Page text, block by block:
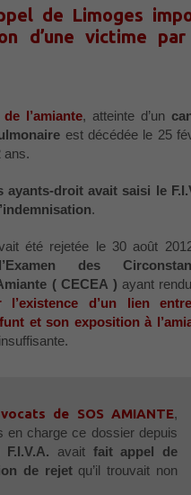
de Limoges
d’une victime
l’amiante, atteinte d’un
est décédée le 25
ans.
ayants-droit avait saisi le
.
été rejetée le 30 août
des
( CECEA ) ayant rendu
d’un lien
et son exposition à
de SOS AMIANTE,
en charge ce dossier depuis
F.I.V.A. avait fait appel de
de rejetqu’il trouvait non